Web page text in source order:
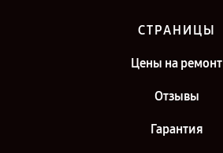
СТРАНИЦЫ
Цены на ремонт
Отзывы
Гарантия